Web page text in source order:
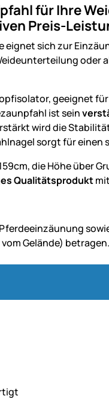
für Ihre
Preis-
eignet sich zur
oder
geeignet
ist sein
wird die
sorgt für einen
die Höhe über
Qualitätsprodukt
Gelände) betragen.